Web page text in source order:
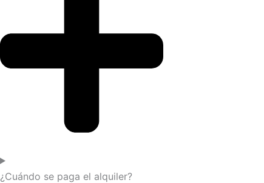
¿Cuándo se paga el alquiler?